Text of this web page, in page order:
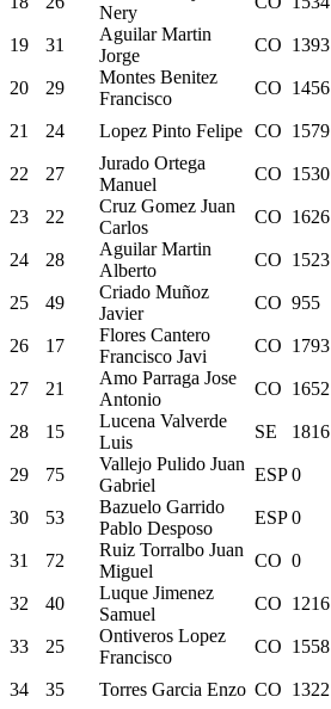
Nery
19 31
Aguilar Martin
Jorge
CO 1393
20 29
Montes Benitez
Francisco
CO 1456
21 24 Lopez Pinto Felipe CO 1579
22 27
Jurado Ortega
Manuel
CO 1530
23 22
Cruz Gomez Juan
Carlos
CO 1626
24 28
Aguilar Martin
Alberto
CO 1523
25 49
Criado Muñoz
Javier
CO 955
26 17
Flores Cantero
Francisco Javi
CO 1793
27 21
Amo Parraga Jose
Antonio
CO 1652
28 15
Lucena Valverde
Luis
SE 1816
29 75
Vallejo Pulido Juan
Gabriel
ESP0
30 53
Bazuelo Garrido
Pablo Desposo
ESP0
31 72
Ruiz Torralbo Juan
Miguel
CO 0
32 40
Luque Jimenez
Samuel
CO 1216
33 25
Ontiveros Lopez
Francisco
CO 1558
34 35 Torres Garcia Enzo CO 1322